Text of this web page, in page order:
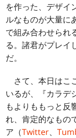
を作った、デザイ
ルなものが大量に
で組み合わせられ
る。諸君がプレイ
だ。
さて、本日はこ
いるが、『カラデ
もよりももっと反
れ、肯定的なもの
ア（Twitter、